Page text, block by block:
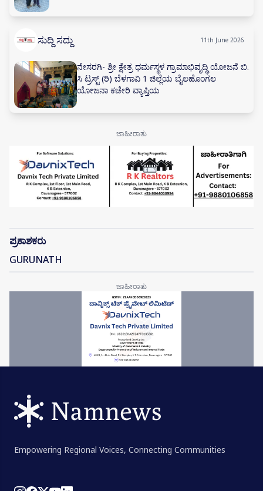
ಸುದ್ದಿ ಸದ್ದು 11th June 2026
ನೇಸರಗಿ- ಶ್ರೀ ಕ್ಷೇತ್ರ ಧರ್ಮಸ್ಥಳ ಗ್ರಾಮಾಭಿವೃದ್ಧಿ ಯೋಜನೆ ಬಿ.
ಸಿ ಟ್ರಸ್ಟ್ (ರಿ) ಬೆಳಗಾವಿ 1 ಜಿಲ್ಲೆಯ ಬೈಲಹೊಂಗಲ
ಯೋಜನಾ ಕಚೇರಿ ವ್ಯಾಪ್ತಿಯ
ಪ್ರಕಾಶಕರು
GURUNATH
Empowering Regional Voices, Connecting Communities